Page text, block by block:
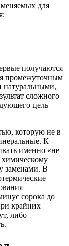
для
получаются
промежуточным
натуральными,
сложного
цель —
которую не в
К
именно «не
химическому
заменами. В
сорока до
крайних
либо